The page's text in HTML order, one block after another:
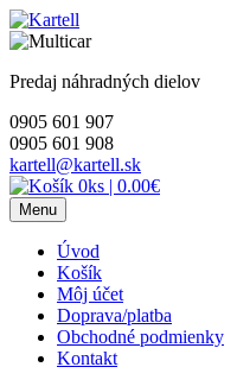
Skip
to
Predaj náhradných dielov
0905 601 907
0905 601 908
kartell@kartell.sk
0ks | 0.00€
Menu
Úvod
Košík
Môj účet
Doprava/platba
Obchodné podmienky
Kontakt